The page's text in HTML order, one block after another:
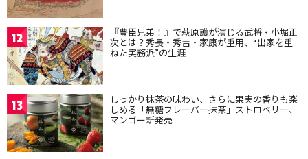
12 『豊臣兄弟！』で萩原護が演じる武将・小堀正
次とは？秀長・秀吉・家康が重用、“出家を重
ねた実務派”の生涯
13 しっかり抹茶の味わい、さらに果実の香りも楽
しめる「無糖フレーバー抹茶」ストロベリー、
マンゴー新発売